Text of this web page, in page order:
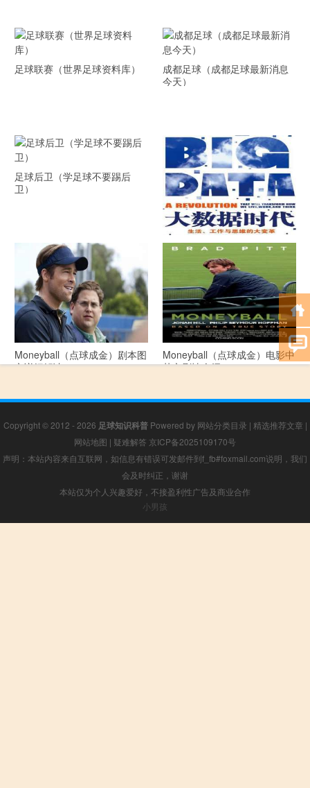
足球联赛（世界足球资料库）
成都足球（成都足球最新消息
今天）
足球后卫（学足球不要踢后
卫）
《大数据时代》 PDF文档下载
Moneyball（点球成金）剧本图
文详细解读
Moneyball（点球成金）电影中
英文剧情介绍
Copyright © 2012 - 2026 足球知识科普Powered by 网站分类目录 | 精选推荐文章 |
网站地图 | 疑难解答 京ICP备2025109170号
声明：本站内容来自互联网，如信息有错误可发邮件到f_fb#foxmail.com说明，我们
会及时纠正，谢谢
本站仅为个人兴趣爱好，不接盈利性广告及商业合作
小男孩